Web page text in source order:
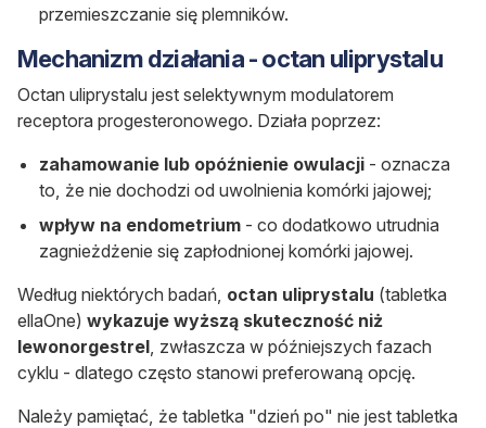
przemieszczanie się plemników.
Mechanizm działania - octan uliprystalu
Octan uliprystalu jest selektywnym modulatorem
receptora progesteronowego. Działa poprzez:
zahamowanie lub opóźnienie owulacji - oznacza
to, że nie dochodzi od uwolnienia komórki jajowej;
wpływ na endometrium - co dodatkowo utrudnia
zagnieżdżenie się zapłodnionej komórki jajowej.
Według niektórych badań, octan uliprystalu (tabletka
ellaOne) wykazuje wyższą skuteczność niż
lewonorgestrel , zwłaszcza w późniejszych fazach
cyklu - dlatego często stanowi preferowaną opcję.
Należy pamiętać, że tabletka "dzień po" nie jest tabletka